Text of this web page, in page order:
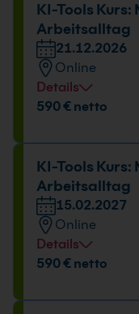
KI-Tools Kurs:
Arbeitsalltag
21.12.2026
Online
Details
590 € netto
KI-Tools Kurs:
Arbeitsalltag
15.02.2027
Online
Details
590 € netto